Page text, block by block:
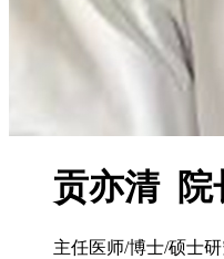
贡亦清 院
主任医师/博士/硕士